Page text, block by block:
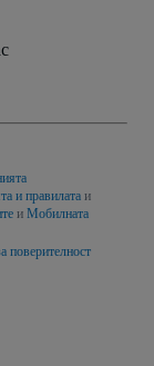
и правилата и
и Мобилната
поверителност